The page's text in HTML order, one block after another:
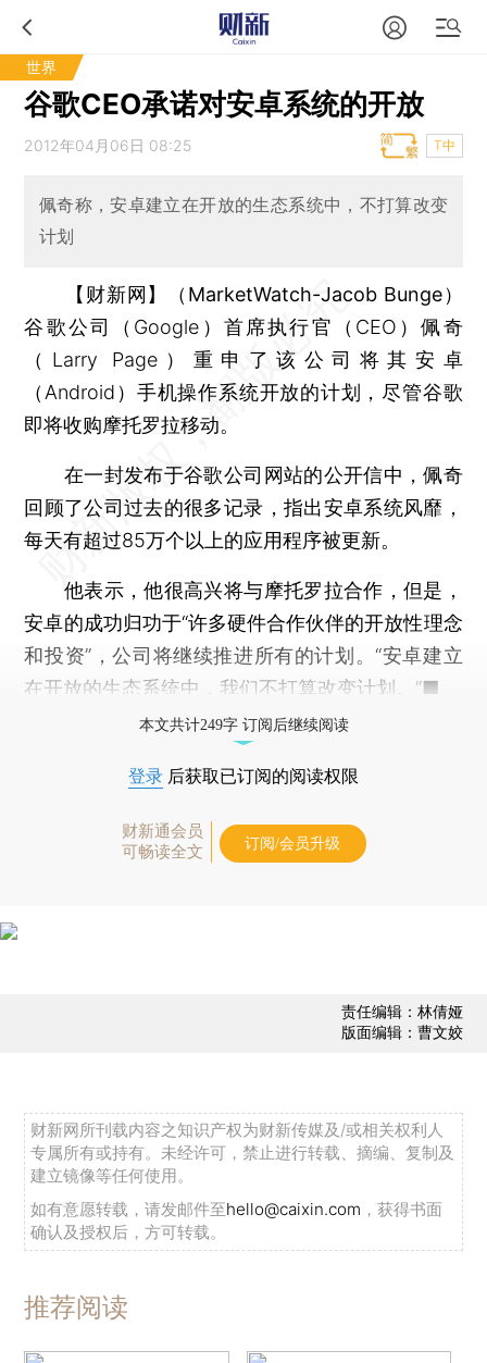
世界
谷歌CEO承诺对安卓系统的开放
2012年04月06日 08:25 T中
佩奇称，安卓建立在开放的生态系统中，不打算改变
计划
【财新网】（MarketWatch-Jacob Bunge）
谷歌公司（Google）首席执行官（CEO）佩奇
（Larry Page）重申了该公司将其安卓
（Android）手机操作系统开放的计划，尽管谷歌
即将收购摩托罗拉移动。
在一封发布于谷歌公司网站的公开信中，佩奇
回顾了公司过去的很多记录，指出安卓系统风靡，
每天有超过85万个以上的应用程序被更新。
他表示，他很高兴将与摩托罗拉合作，但是，
安卓的成功归功于“许多硬件合作伙伴的开放性理念
和投资”，公司将继续推进所有的计划。“安卓建立
在开放的生态系统中，我们不打算改变计划。”■
本文共计249字 订阅后继续阅读
登录 后获取已订阅的阅读权限
财新通会员
可畅读全文
订阅/会员升级
责任编辑：林倩娅
版面编辑：曹文姣
财新网所刊载内容之知识产权为财新传媒及/或相关权利人
专属所有或持有。未经许可，禁止进行转载、摘编、复制及
建立镜像等任何使用。
如有意愿转载，请发邮件至hello@caixin.com ，获得书面
确认及授权后，方可转载。
推荐阅读